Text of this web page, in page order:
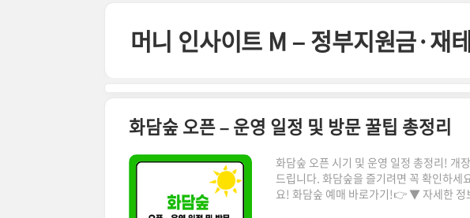
머니 인사이트 M – 정부지원금·재
화담숲 오픈 – 운영 일정 및 방문 꿀팁 총정리
화담숲 오픈 시기 및 운영 일정 총정리! 개
드립니다. 화담숲을 즐기려면 꼭 확인하세
요! 화담숲 예매 바로가기!👉 ▼ 자세한 정보는 아